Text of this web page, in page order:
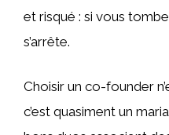
et risqué : si vous
s’arrête.
Choisir un co-founder
c’est quasiment un